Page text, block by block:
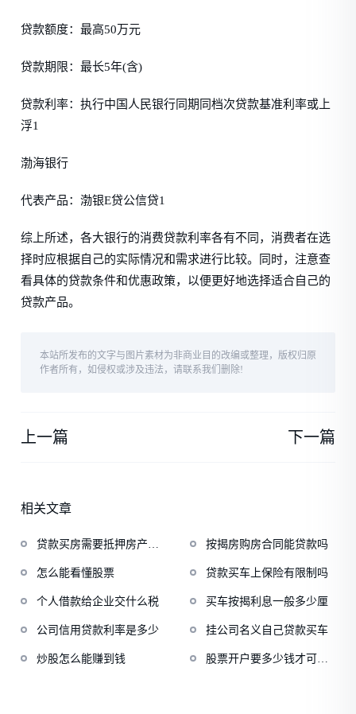
贷款额度：最高50万元
贷款期限：最长5年(含)
贷款利率：执行中国人民银行同期同档次贷款基准利率或上
浮1
渤海银行
代表产品：渤银E贷公信贷1
综上所述，各大银行的消费贷款利率各有不同，消费者在选
择时应根据自己的实际情况和需求进行比较。同时，注意查
看具体的贷款条件和优惠政策，以便更好地选择适合自己的
贷款产品。
本站所发布的文字与图片素材为非商业目的改编或整理，版权归原
作者所有，如侵权或涉及违法，请联系我们删除!
上一篇 下一篇
相关文章
贷款买房需要抵押房产证
按揭房购房合同能贷款吗
怎么能看懂股票 贷款买车上保险有限制吗
个人借款给企业交什么税 买车按揭利息一般多少厘
公司信用贷款利率是多少 挂公司名义自己贷款买车
炒股怎么能赚到钱
股票开户要多少钱才可以